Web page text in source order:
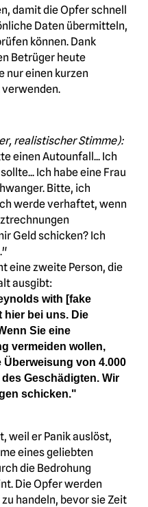
damit die Opfer schnell
Daten übermitteln,
können. Dank
Betrüger heute
nur einen kurzen
realistischer Stimme):
einen Autounfall... Ich
Ich habe eine Frau
Bitte, ich
werde verhaftet, wenn
Geld schicken? Ich
eine zweite Person, die
ausgibt:
with [fake
hier bei uns. Die
Sie eine
vermeiden wollen,
Überweisung von 4.000
Geschädigten. Wir
schicken."
weil er Panik auslöst,
eines geliebten
die Bedrohung
Die Opfer werden
handeln, bevor sie Zeit